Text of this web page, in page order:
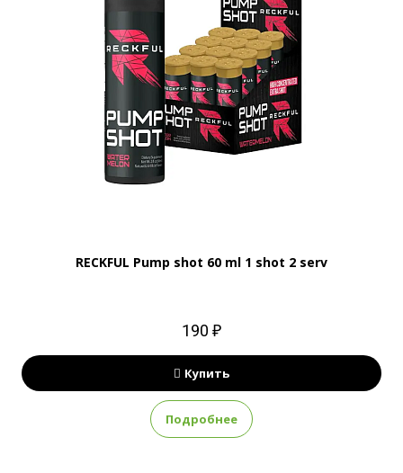
RECKFUL Pump shot 60 ml 1 shot 2 serv
190 ₽
Купить
Подробнее